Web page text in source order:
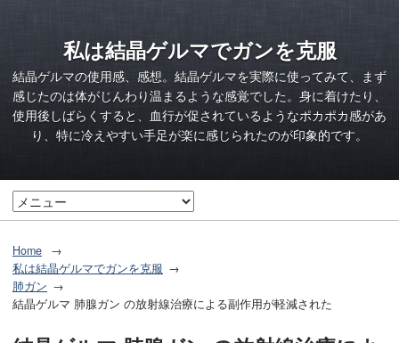
私は結晶ゲルマでガンを克服
結晶ゲルマの使用感、感想。結晶ゲルマを実際に使ってみて、まず
感じたのは体がじんわり温まるような感覚でした。身に着けたり、
使用後しばらくすると、血行が促されているようなポカポカ感があ
り、特に冷えやすい手足が楽に感じられたのが印象的です。
Home
私は結晶ゲルマでガンを克服
肺ガン
結晶ゲルマ 肺腺ガン の放射線治療による副作用が軽減された